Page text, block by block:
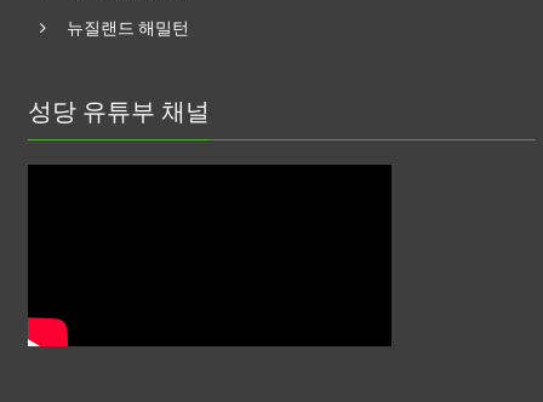
뉴질랜드 해밀턴
성당 유튜부 채널